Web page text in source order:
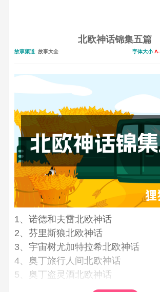
北欧神话锦集五篇
故事频道: 故事大全 字体大小A-
1、诺德和夫雷北欧神话
2、芬里斯狼北欧神话
3、宇宙树尤加特拉希北欧神话
4、奥丁旅行人间北欧神话
5、奥丁盗灵酒北欧神话